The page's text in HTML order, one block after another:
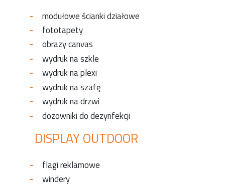
modułowe ścianki działowe
fototapety
obrazy canvas
wydruk na szkle
wydruk na plexi
wydruk na szafę
wydruk na drzwi
dozowniki do dezynfekcji
DISPLAY OUTDOOR
flagi reklamowe
windery